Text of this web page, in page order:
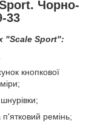
Чорно-
33
"Scale Sport":
кнопкової
ремінь;